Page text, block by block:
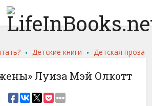
. Детские книги . Детская проза
Луиза Мэй Олкотт